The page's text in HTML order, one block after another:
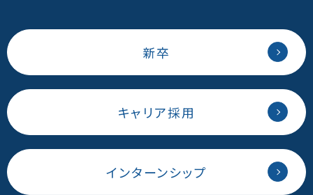
新卒
キャリア採用
インターンシップ